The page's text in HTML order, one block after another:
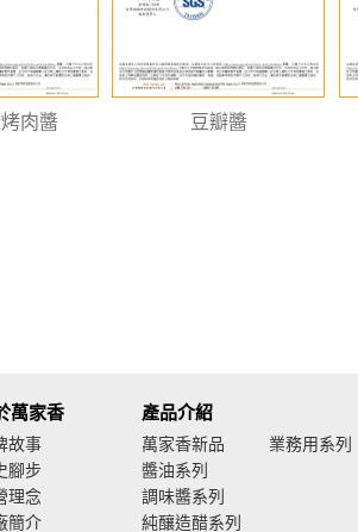
肉醬 豆瓣醬
萬家香
故事
腳步
理念
簡介
產品介紹
萬家香新品
醬油系列
調味醬系列
純釀造醋系列
業務用系列